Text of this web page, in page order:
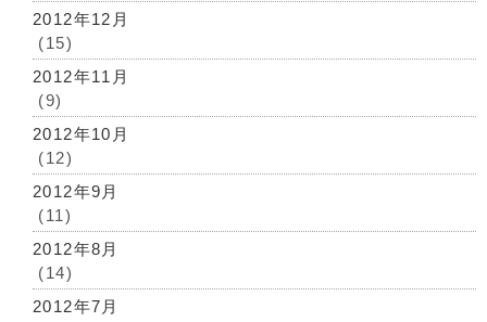
2012年12月
(15)
2012年11月
(9)
2012年10月
(12)
2012年9月
(11)
2012年8月
(14)
2012年7月